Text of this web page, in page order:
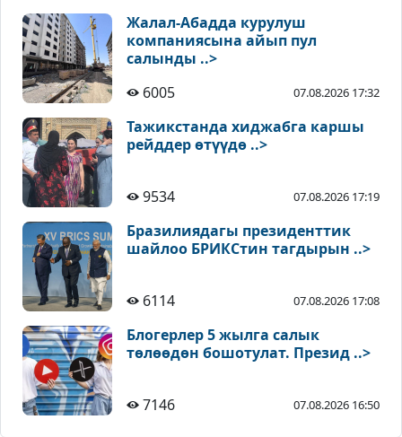
Жалал-Абадда курулуш
компаниясына айып пул
салынды ..>
6005
07.08.2026 17:32
Тажикстанда хиджабга каршы
рейддер өтүүдө ..>
9534 07.08.2026 17:19
Бразилиядагы президенттик
шайлоо БРИКСтин тагдырын ..>
6114 07.08.2026 17:08
Блогерлер 5 жылга салык
төлөөдөн бошотулат. Презид ..>
7146 07.08.2026 16:50